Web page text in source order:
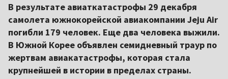
В результате авиаткатастрофы 29 декабря
самолета южнокорейской авиакомпании Jeju Air
погибли 179 человек. Еще два человека выжили.
В Южной Корее объявлен семидневный траур по
жертвам авиакатастрофы, которая стала
крупнейшей в истории в пределах страны.